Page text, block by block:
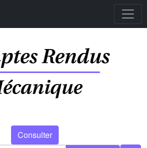
Consulter